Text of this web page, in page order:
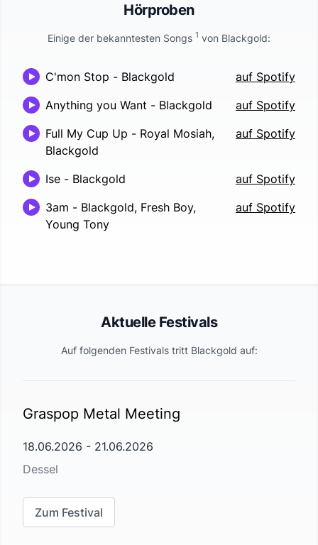
Hörproben
Einige der bekanntesten Songs 1 von Blackgold:
C'mon Stop - Blackgold
auf Spotify
Anything you Want - Blackgold
auf Spotify
Full My Cup Up - Royal Mosiah,
Blackgold
auf Spotify
Ise - Blackgold
auf Spotify
3am - Blackgold, Fresh Boy,
Young Tony
auf Spotify
Aktuelle Festivals
Auf folgenden Festivals tritt Blackgold auf:
Graspop Metal Meeting
18.06.2026 - 21.06.2026
Dessel
Zum Festival